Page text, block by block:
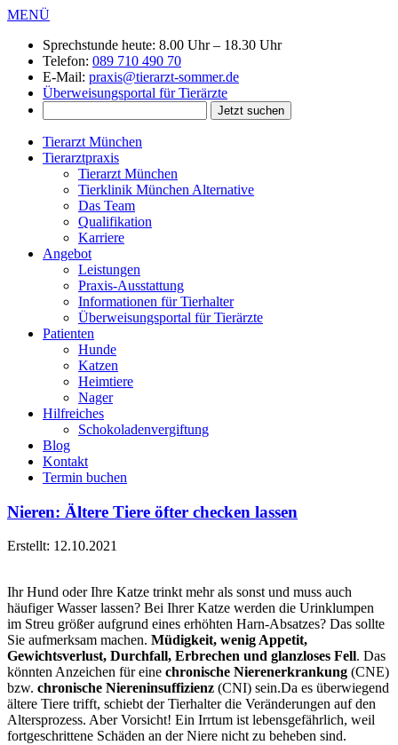
MENÜ
Sprechstunde heute: 8.00 Uhr – 18.30 Uhr
Telefon: 089 710 490 70
E-Mail: praxis@tierarzt-sommer.de
Überweisungsportal für Tierärzte
Tierarzt München
Tierarztpraxis
Tierarzt München
Tierklinik München Alternative
Das Team
Qualifikation
Karriere
Angebot
Leistungen
Praxis-Ausstattung
Informationen für Tierhalter
Überweisungsportal für Tierärzte
Patienten
Hunde
Katzen
Heimtiere
Nager
Hilfreiches
Schokoladenvergiftung
Blog
Kontakt
Termin buchen
Nieren: Ältere Tiere öfter checken lassen
Erstellt: 12.10.2021
Ihr Hund oder Ihre Katze trinkt mehr als sonst und muss auch
häufiger Wasser lassen? Bei Ihrer Katze werden die Urinklumpen
im Streu größer aufgrund eines erhöhten Harn-Absatzes? Das sollte
Sie aufmerksam machen. Müdigkeit, wenig Appetit,
Gewichtsverlust, Durchfall, Erbrechen und glanzloses Fell. Das
könnten Anzeichen für eine chronische Nierenerkrankung (CNE)
bzw. chronische Niereninsuffizienz (CNI) sein.Da es überwiegend
ältere Tiere trifft, schiebt der Tierhalter die Veränderungen auf den
Altersprozess. Aber Vorsicht! Ein Irrtum ist lebensgefährlich, weil
fortgeschrittene Schäden an der Niere nicht zu beheben sind.